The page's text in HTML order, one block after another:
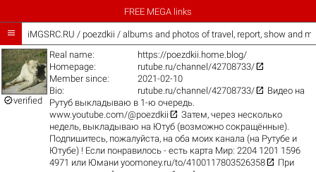
FREE MEGA links
 iMGSRC.RU / poezdkii / albums and photos of travel, report, show and
verified
Real name:
https://poezdkii.home.blog/
Homepage:
rutube.ru/channel/42708733/
Member since:
2021-02-10
Bio:
rutube.ru/channel/42708733/ Видео на
Рутуб выкладываю в 1-ю очередь.
www.youtube.com/@poezdkii  Затем, через несколько
недель, выкладываю на Ютуб (возможно сокращённые).
Подпишитесь, пожалуйста, на оба моих канала (на Рутубе и
Ютубе) ! Если понравилось - есть карта Мир: 2204 1201 1596
4971 или Юмани yoomoney.ru/to/4100117803526358 При